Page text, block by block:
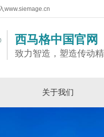
www.siemage.cn
西马格中国官网
致力智造，塑造传动
关于我们